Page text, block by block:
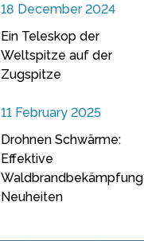
18 December 2024
Ein Teleskop der
Weltspitze auf der
Zugspitze
11 February 2025
Drohnen Schwärme:
Effektive
Waldbrandbekämpfung
Neuheiten